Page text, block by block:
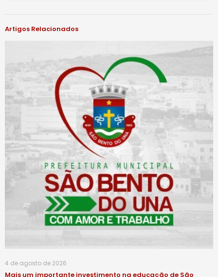
Artigos Relacionados
4 de agosto de 2026
Mais um importante investimento na educação de São